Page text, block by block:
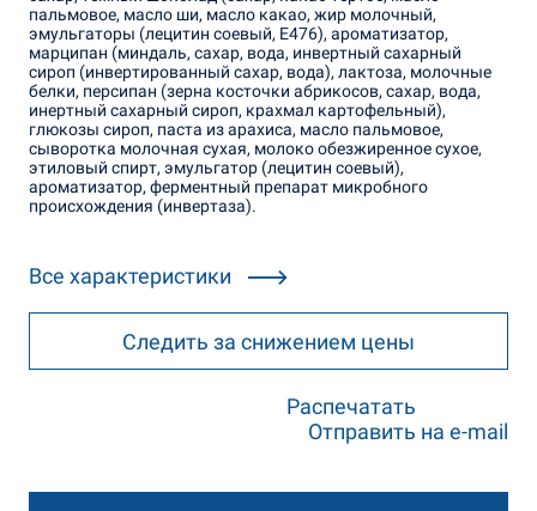
пальмовое, масло ши, масло какао, жир молочный,
эмульгаторы (лецитин соевый, Е476), ароматизатор,
марципан (миндаль, сахар, вода, инвертный сахарный
сироп (инвертированный сахар, вода), лактоза, молочные
белки, персипан (зерна косточки абрикосов, сахар, вода,
инертный сахарный сироп, крахмал картофельный),
глюкозы сироп, паста из арахиса, масло пальмовое,
сыворотка молочная сухая, молоко обезжиренное сухое,
этиловый спирт, эмульгатор (лецитин соевый),
ароматизатор, ферментный препарат микробного
происхождения (инвертаза).
Все характеристики
Следить за снижением цены
Распечатать
Отправить на e-mail